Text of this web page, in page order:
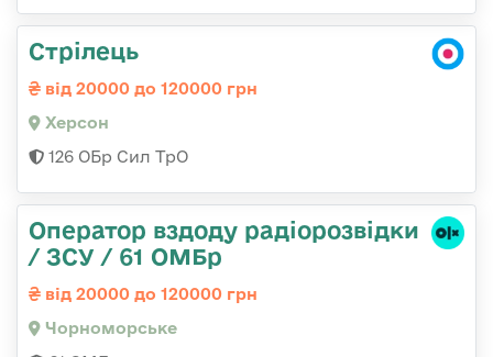
Стрілець
від 20000 до 120000 грн
Херсон
126 ОБр Сил ТрО
Оператор вздоду радіорозвідки
/ ЗСУ / 61 ОМБр
від 20000 до 120000 грн
Чорноморське